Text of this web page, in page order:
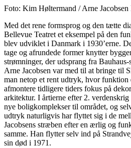
Foto: Kim Høltermand / Arne Jacobsen
Med det rene formsprog og den tætte
Bellevue Teatret et eksempel på den
blev udviklet i Danmark i 1930’erne.
tage og afrundede former knytter
strømninger, der udsprang fra
Arne Jacobsen var med til at bringe til
man netop et rent udtryk, hvor
afmontere tidligere tiders fokus på
arkitektur. I årtierne efter 2.
nye boligkomplekser til området, og
udtryk naturligvis har flyttet sig i de
Jacobsens stræben efter en ærlig og
samme. Han flytter selv ind på
sin død i 1971.